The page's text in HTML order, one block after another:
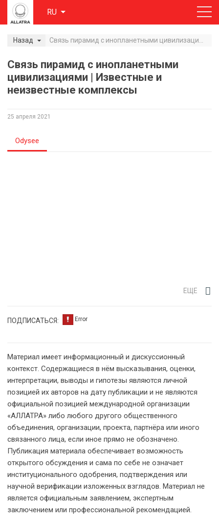
RU
Назад
Связь пирамид с инопланетными
цивилизациями | Известные и
неизвестные комплексы
25 апреля 2021
Odysee
ЕЩЕ
ПОДПИСАТЬСЯ:
Материал имеет информационный и дискуссионный
контекст. Содержащиеся в нём высказывания, оценки,
интерпретации, выводы и гипотезы являются личной
позицией их авторов на дату публикации и не являются
официальной позицией международной организации
«АЛЛАТРА» либо любого другого общественного
объединения, организации, проекта, партнёра или иного
связанного лица, если иное прямо не обозначено.
Публикация материала обеспечивает возможность
открытого обсуждения и сама по себе не означает
институционального одобрения, подтверждения или
научной верификации изложенных взглядов. Материал не
является официальным заявлением, экспертным
заключением или профессиональной рекомендацией.